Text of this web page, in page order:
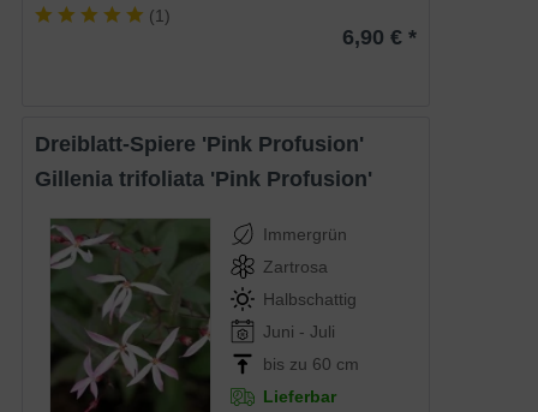
(1)
6,90 € *
Dreiblatt-Spiere 'Pink Profusion'
Gillenia trifoliata 'Pink Profusion'
Immergrün
Zartrosa
Halbschattig
Juni - Juli
bis zu 60 cm
Lieferbar